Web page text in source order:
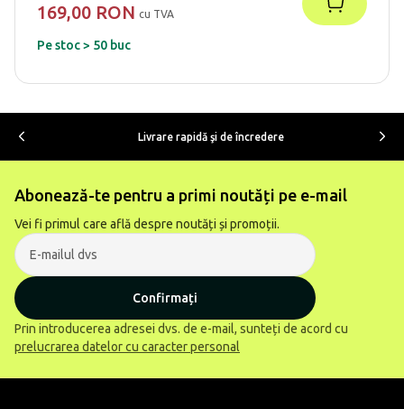
169,00 RON cu TVA
Pe stoc > 50 buc
Livrare rapidă şi de încredere
Abonează-te pentru a primi noutăți pe e-mail
Vei fi primul care află despre noutăți și promoții.
Confirmați
Prin introducerea adresei dvs. de e-mail, sunteți de acord cu
prelucrarea datelor cu caracter personal